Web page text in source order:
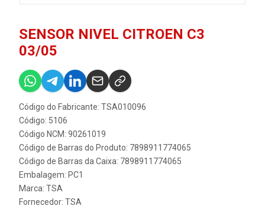
SENSOR NIVEL CITROEN C3
03/05
Código do Fabricante: TSA010096
Código: 5106
Código NCM: 90261019
Código de Barras do Produto: 7898911774065
Código de Barras da Caixa: 7898911774065
Embalagem: PC1
Marca: TSA
Fornecedor: TSA